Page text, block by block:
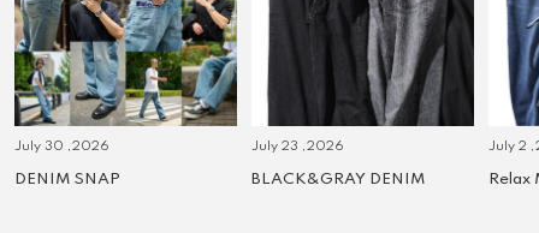
July 30 ,2026
DENIM SNAP
July 23 ,2026
BLACK&GRAY DENIM
July 2
Relax